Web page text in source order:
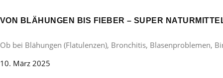
VON BLÄHUNGEN BIS FIEBER – SUPER
Ob bei Blähungen (Flatulenzen), Bronchitis, Blasenproblemen,
10. März 2025